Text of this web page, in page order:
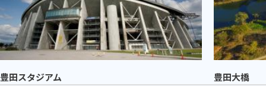
豊田スタジアム 豊田大橋